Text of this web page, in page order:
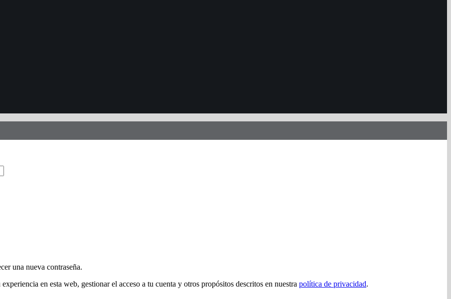
una nueva contraseña.
en esta web, gestionar el acceso a tu cuenta y otros propósitos descritos en nuestra política de privacidad.